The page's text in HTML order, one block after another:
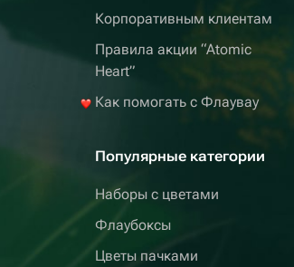
Корпоративным клиентам
Правила акции “Atomic
Heart”
Как помогать с Флаувау
Популярные категории
Наборы с цветами
Флаубоксы
Цветы пачками